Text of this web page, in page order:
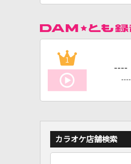
1
----
----
カラオケ店舗検索